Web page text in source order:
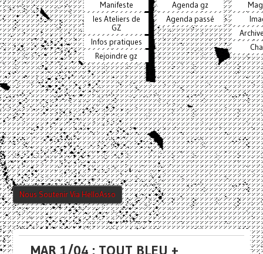
Manifeste
les Ateliers de
GZ
Infos pratiques
Rejoindre gz
Agenda gz
Agenda passé
Nous Soutenir Via HelloAsso
MAR 1/04 : TOUT BLEU +